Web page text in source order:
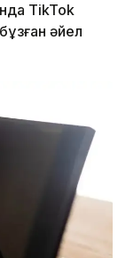
TikTok
әйел